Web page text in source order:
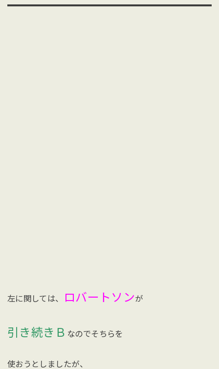
左に関しては、 ロバートソンが
引き続きＢ なのでそちらを
使おうとしましたが、